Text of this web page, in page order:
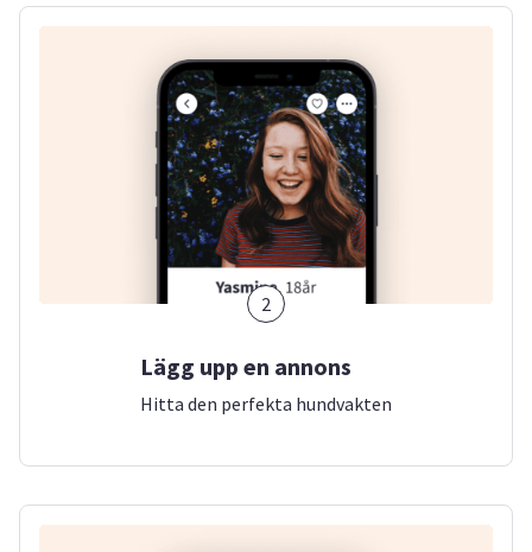
2
Lägg upp en annons
Hitta den perfekta hundvakten